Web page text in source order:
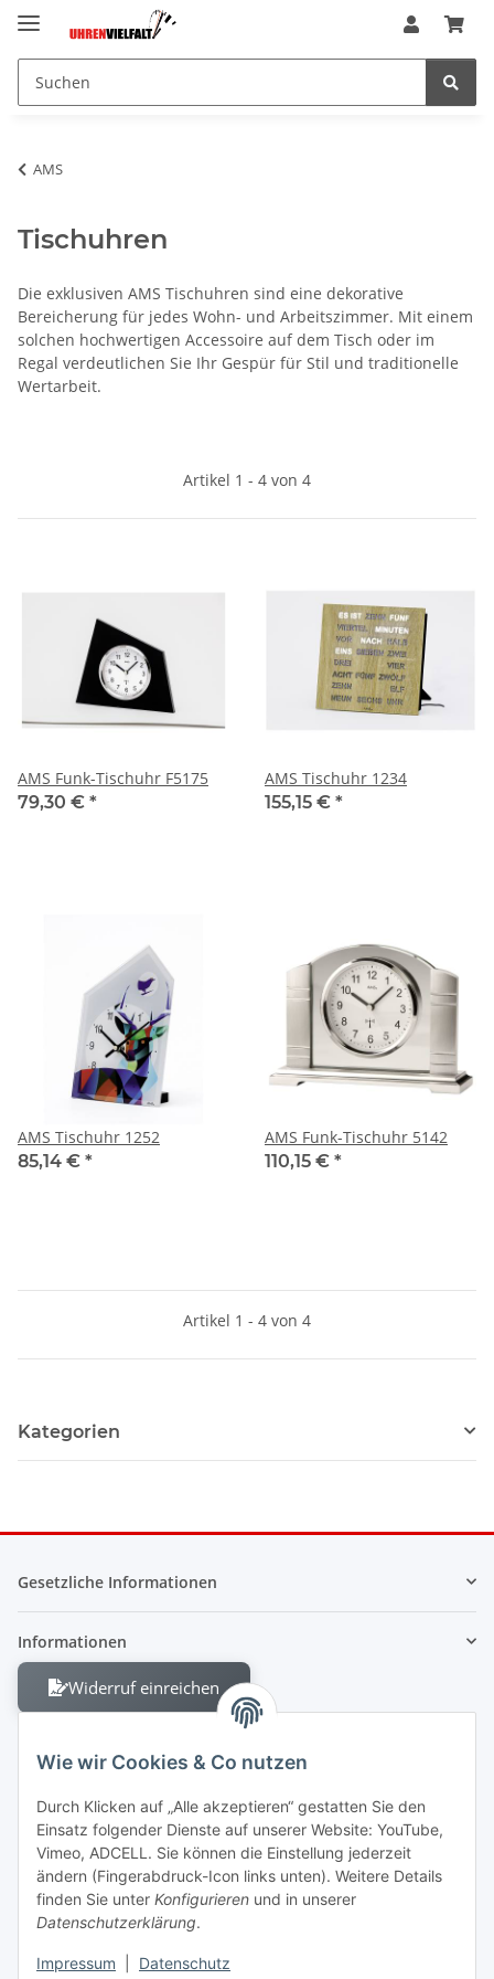
Wie wir Cookies & Co nutzen
Durch Klicken auf „Alle akzeptieren“ gestatten Sie den
Einsatz folgender Dienste auf unserer Website: YouTube,
Vimeo, ADCELL. Sie können die Einstellung jederzeit
ändern (Fingerabdruck-Icon links unten). Weitere Details
finden Sie unter Konfigurieren und in unserer
Datenschutzerklärung.
Impressum Datenschutz
AMS
Tischuhren
Die exklusiven AMS Tischuhren sind eine dekorative
Bereicherung für jedes Wohn- und Arbeitszimmer. Mit einem
solchen hochwertigen Accessoire auf dem Tisch oder im
Regal verdeutlichen Sie Ihr Gespür für Stil und traditionelle
Wertarbeit.
Artikel 1 - 4 von 4
AMS Funk-Tischuhr F5175
79,30 € *
AMS Tischuhr 1234
155,15 € *
AMS Tischuhr 1252
85,14 € *
AMS Funk-Tischuhr 5142
110,15 € *
Artikel 1 - 4 von 4
Kategorien
Gesetzliche Informationen
Informationen
Widerruf einreichen
Berliner Allee 38
13088 Berlin
Shop +49 30 4280 2070
Fax +49 30 4280 2071